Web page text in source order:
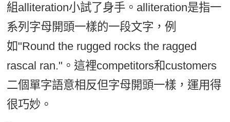
組alliteration小試了身手。alliteration是指一
系列字母開頭一樣的一段文字，例
如"Round the rugged rocks the ragged
rascal ran."。這裡competitors和customers
二個單字語意相反但字母開頭一樣，運用得
很巧妙。